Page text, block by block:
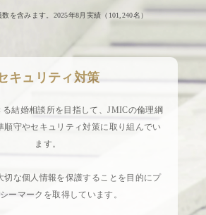
を含みます。2025年8月実績（ 101,240名）
キュリティ対策
結婚相談所を目指して、JMICの倫理綱
順守やセキュリティ対策に取り組んでい
ます。
切な個人情報を保護することを目的にプ
ーマークを取得しています。